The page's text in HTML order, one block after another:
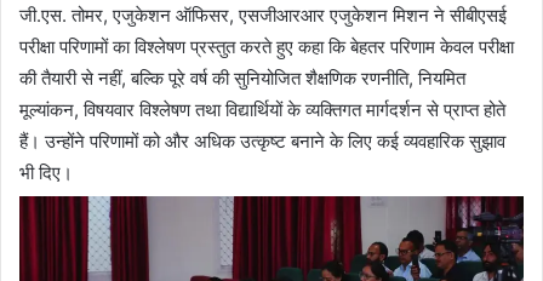
जी.एस. तोमर, एजुकेशन ऑफिसर, एसजीआरआर एजुकेशन मिशन ने सीबीएसई
परीक्षा परिणामों का विश्लेषण प्रस्तुत करते हुए कहा कि बेहतर परिणाम केवल परीक्षा
की तैयारी से नहीं, बल्कि पूरे वर्ष की सुनियोजित शैक्षणिक रणनीति, नियमित
मूल्यांकन, विषयवार विश्लेषण तथा विद्यार्थियों के व्यक्तिगत मार्गदर्शन से प्राप्त होते
हैं। उन्होंने परिणामों को और अधिक उत्कृष्ट बनाने के लिए कई व्यवहारिक सुझाव
भी दिए।